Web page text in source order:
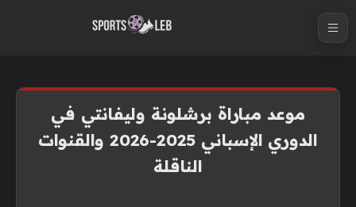
موعد مباراة برشلونة وليفانتي في
الدوري الإسباني 2025-2026 والقنوات
الناقلة